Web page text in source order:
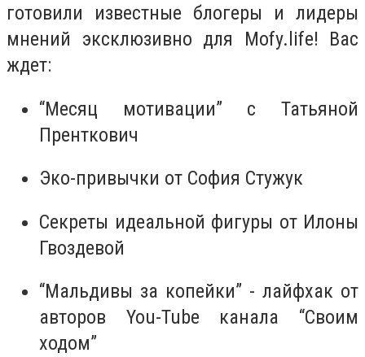
готовили известные блогеры и лидеры
мнений эксклюзивно для Mofy.life! Вас
ждет:
“Месяц мотивации” с Татьяной
Пренткович
Эко-привычки от София Стужук
Секреты идеальной фигуры от Илоны
Гвоздевой
“Мальдивы за копейки” - лайфхак от
авторов You-Tube канала “Своим
ходом”